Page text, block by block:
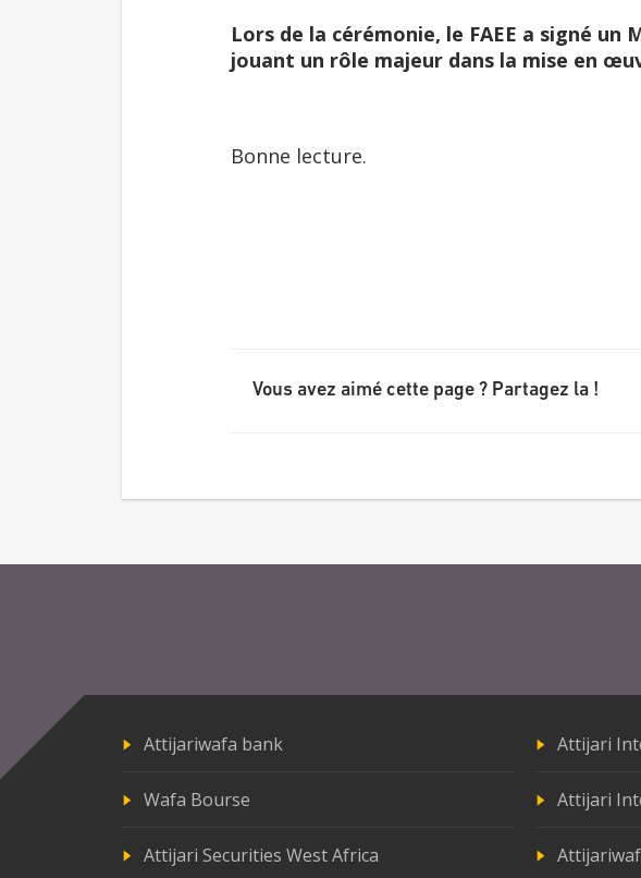
Lors de la cérémonie, le FAEE a signé un
jouant un rôle majeur dans la mise en
Bonne lecture.
Vous avez aimé cette page ? Partagez la !
Attijariwafa bank Attijari
Wafa Bourse Attijari
Attijari Securities West Africa